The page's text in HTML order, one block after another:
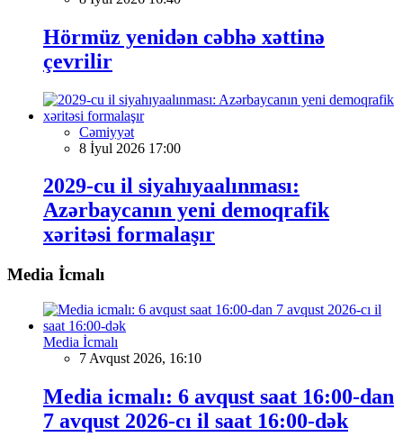
Hörmüz yenidən cəbhə xəttinə
çevrilir
Cəmiyyət
8 İyul 2026 17:00
2029-cu il siyahıyaalınması:
Azərbaycanın yeni demoqrafik
xəritəsi formalaşır
Media İcmalı
Media İcmalı
7 Avqust 2026, 16:10
Media icmalı: 6 avqust saat 16:00-dan
7 avqust 2026-cı il saat 16:00-dək